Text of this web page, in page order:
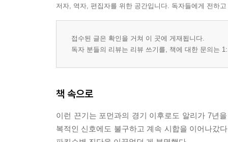
저자, 역자, 편집자를 위한 공간입니다. 독자들에게 전하
접수된 글은 확인을 거쳐 이 곳에 게재됩니다.
독자 분들의 리뷰는 리뷰 쓰기를, 책에 대한 문의는
책 속으로
이런 끈기는 포먼과의 경기 이후로도 알리가 7년
복적인 신호에도 불구하고 계속 시합을 이어나갔